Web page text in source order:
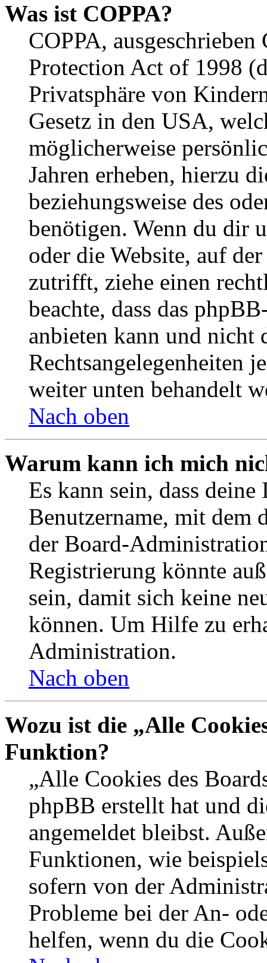
Was ist COPPA?
COPPA,
Protection Act of 1998
Privatsphäre von
Gesetz in den USA,
möglicherweise
Jahren erheben, hierzu
beziehungsweise des
benötigen. Wenn du dir
oder die Website, auf
zutrifft, ziehe einen
beachte, dass das
anbieten kann und nicht
Rechtsangelegenheiten
weiter unten behandelt
Nach oben
Warum kann ich mich
Es kann sein, dass
Benutzername, mit dem
der Board-
Registrierung könnte
sein, damit sich keine
können. Um Hilfe zu
Administration.
Nach oben
Wozu ist die „Alle
Funktion?
„Alle Cookies des
phpBB erstellt hat und
angemeldet bleibst.
Funktionen, wie
sofern von der
Probleme bei der An-
helfen, wenn du die